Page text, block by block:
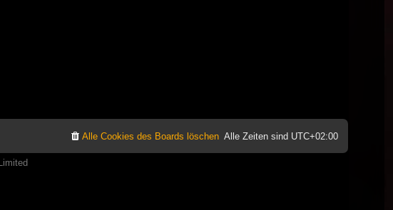
Alle Zeiten sind UTC+02:00
Alle Cookies des Boards löschen